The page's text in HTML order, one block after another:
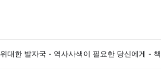
위대한 발자국 - 역사사색이 필요한 당신에게 - 책